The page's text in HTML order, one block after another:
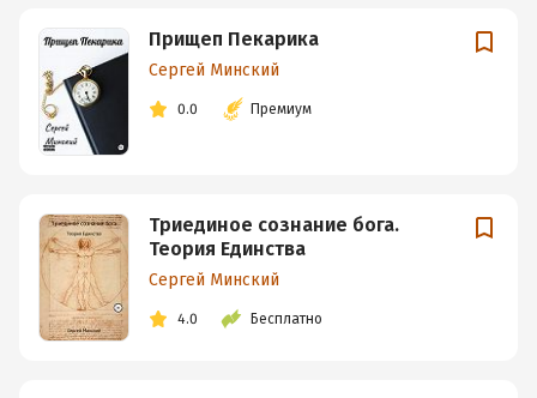
Прищеп Пекарика
Сергей Минский
0.0 Премиум
Триединое сознание бога.
Теория Единства
Сергей Минский
4.0 Бесплатно